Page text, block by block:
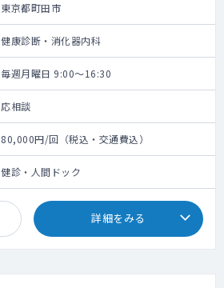
東京都町田市
健康診断・消化器内科
毎週月曜日 9:00～16:30
応相談
80,000円/回（税込・交通費込）
健診・人間ドック
詳細をみる